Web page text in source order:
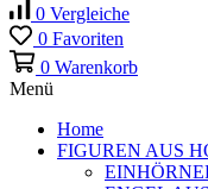
0 Vergleiche
0 Favoriten
0 Warenkorb
Menü
Home
FIGUREN AUS